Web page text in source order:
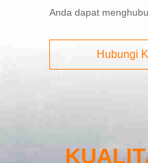
Hubungi